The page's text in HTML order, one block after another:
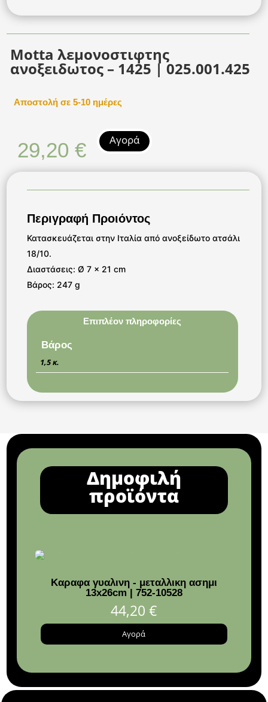
Motta λεμονοστιφτης
ανοξειδωτος – 1425 | 025.001.425
Αποστολή σε 5-10 ημέρες
29,20€ Αγορά
Περιγραφή Προιόντος
Κατασκευάζεται στην Ιταλία από ανοξείδωτο ατσάλι
18/10.
Διαστάσεις: Ø 7 x 21 cm
Βάρος: 247 g
Επιπλέον πληροφορίες
Βάρος
1,5 κ.
Δημοφιλή
προϊόντα
Καραφα γυαλινη - μεταλλικη ασημι
13x26cm | 752-10528
44,20 €
Αγορά